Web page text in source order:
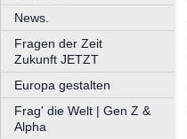
News.
Fragen der Zeit
Zukunft JETZT
Europa gestalten
Frag' die Welt | Gen Z &
Alpha